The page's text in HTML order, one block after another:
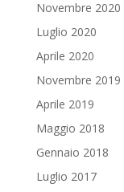
Novembre 2020
Luglio 2020
Aprile 2020
Novembre 2019
Aprile 2019
Maggio 2018
Gennaio 2018
Luglio 2017